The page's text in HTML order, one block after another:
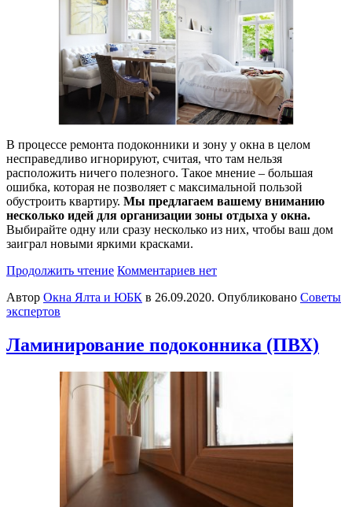
В процессе ремонта подоконники и зону у окна в целом
несправедливо игнорируют, считая, что там нельзя
расположить ничего полезного. Такое мнение – большая
ошибка, которая не позволяет с максимальной пользой
обустроить квартиру. Мы предлагаем вашему вниманию
несколько идей для организации зоны отдыха у окна.
Выбирайте одну или сразу несколько из них, чтобы ваш дом
заиграл новыми яркими красками.
Продолжить чтение Комментариев нет
Автор Окна Ялта и ЮБК в 26.09.2020. Опубликовано Советы
экспертов
Ламинирование подоконника (ПВХ)